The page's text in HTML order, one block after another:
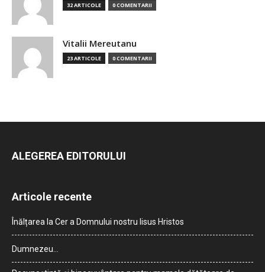
32 ARTICOLE 0 COMENTARII
Vitalii Mereutanu
23 ARTICOLE 0 COMENTARII
ALEGEREA EDITORULUI
Articole recente
Înălțarea la Cer a Domnului nostru Iisus Hristos
Dumnezeu…